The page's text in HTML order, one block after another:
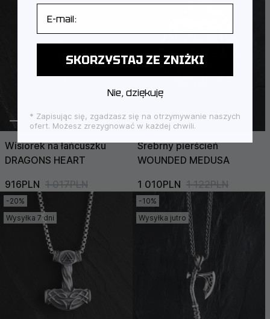
Wisiorek na łańcuszku
DRAGONS HEART
916PLN 1 017PLN
Srebrny pierścień
WOUNDED MEDUSA
1 010PLN 1 122PLN
-20%
Wysyłka 7 dni
-10%
Wysyłka jutro
SKORZYSTAJ ZE ZNIŻKI
Nie, dziękuję
* Zapisując się, zgadzasz się na otrzymywanie naszych
ofert. Możesz zrezygnować w każdej chwili.